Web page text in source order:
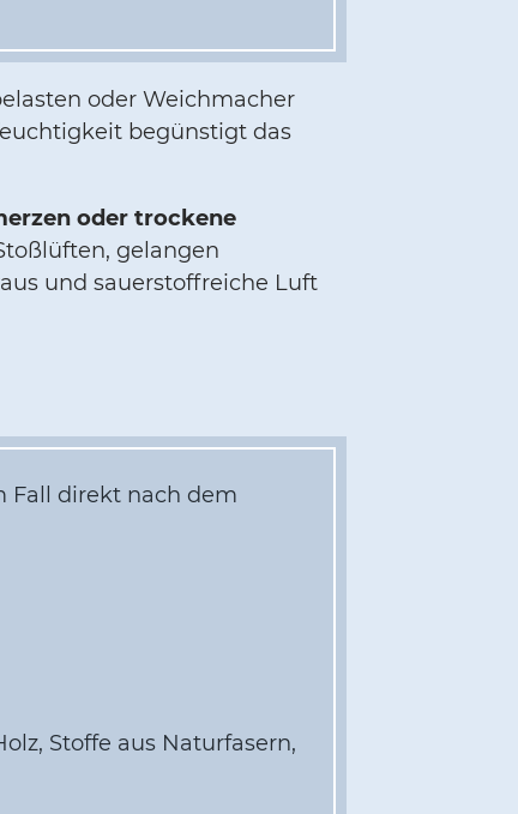
oder Weichmacher
begünstigt das
oder trockene
gelangen
und sauerstoffreiche Luft
Fall direkt nach dem
Stoffe aus Naturfasern,